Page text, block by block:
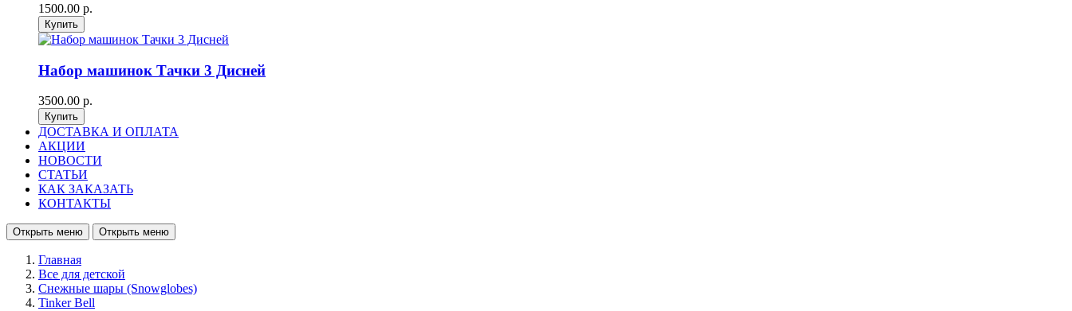
1500.00 р.
Набор машинок Тачки 3 Дисней
3500.00 р.
ДОСТАВКА И ОПЛАТА
АКЦИИ
НОВОСТИ
СТАТЬИ
КАК ЗАКАЗАТЬ
КОНТАКТЫ
Открыть меню Открыть меню
Главная
Все для детской
Снежные шары (Snowglobes)
Tinker Bell